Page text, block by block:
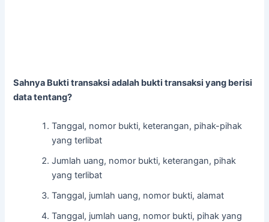
Sahnya Bukti transaksi adalah bukti transaksi yang berisi
data tentang?
Tanggal, nomor bukti, keterangan, pihak-pihak
yang terlibat
Jumlah uang, nomor bukti, keterangan, pihak
yang terlibat
Tanggal, jumlah uang, nomor bukti, alamat
Tanggal, jumlah uang, nomor bukti, pihak yang